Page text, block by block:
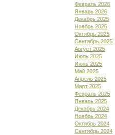
Февраль 2026
Январь 2026
Декабрь 2025
Ноябрь 2025
Октябрь 2025
Сентябрь 2025
Август 2025
Июль 2025
Июнь 2025
Май 2025
Апрель 2025
Март 2025
Февраль 2025
Январь 2025
Декабрь 2024
Ноябрь 2024
Октябрь 2024
Сентябрь 2024